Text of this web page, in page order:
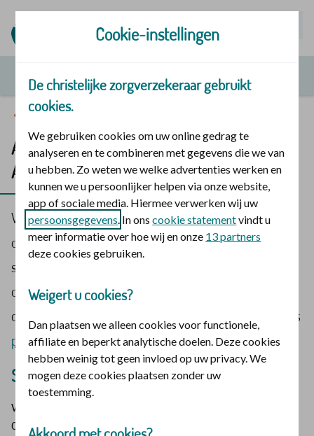
Service en contact
Algemene voorwaarden De christelijke |
App
Wij gebruiken uw gegevens om te zien wie u bent. En
om uw declaraties goed te verwerken. We houden
statistieken bij. We doen onderzoeken en vertellen u
over producten of diensten. Wilt u dit niet? Dan kunt u
dit bij ons
. U vindt deze informatie terug in ons
privacyreglement.
Spelregels voor het gebruik van de app
Wij kunnen u deze voorwaarden toesturen. Bel ons gerust
071 308 38 88.
Cookie-instellingen
De christelijke zorgverzekeraar gebruikt
cookies.
We gebruiken cookies om uw online gedrag te
analyseren en te combineren met gegevens die we van
u hebben. Zo weten we welke advertenties werken en
kunnen we u persoonlijker helpen via onze website,
app of sociale media. Hiermee verwerken wij uw
persoonsgegevens. In onscookie statementvindt u
meer informatie over hoe wij en onze 13 partners
deze cookies gebruiken.
Weigert u cookies?
Dan plaatsen we alleen cookies voor functionele,
affiliate en beperkt analytische doelen. Deze cookies
hebben weinig tot geen invloed op uw privacy. We
mogen deze cookies plaatsen zonder uw
toestemming.